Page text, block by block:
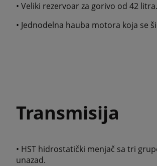
• Veliki rezervoar za gorivo od 42 litra.
• Jednodelna hauba motora koja se
Transmisija
• HST hidrostatički menjač sa tri
unazad.